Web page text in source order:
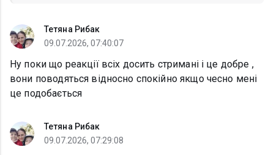
Тетяна Рибак
09.07.2026, 07:40:07
Ну поки що реакції всіх досить стримані і це добре ,
вони поводяться відносно спокійно якщо чесно мені
це подобається
Тетяна Рибак
09.07.2026, 07:29:08